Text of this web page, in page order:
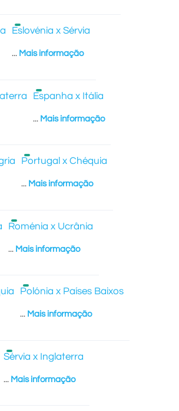
Eslovénia x Sérvia
... Mais informação
Espanha x Itália
... Mais informação
Portugal x Chéquia
... Mais informação
Roménia x Ucrânia
... Mais informação
Polónia x Países Baixos
... Mais informação
Sérvia x Inglaterra
... Mais informação